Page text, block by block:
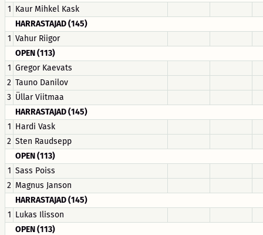
1 Kaur Mihkel Kask
HARRASTAJAD (145)
1 Vahur Riigor
OPEN (113)
1 Gregor Kaevats
2 Tauno Danilov
3 Üllar Viitmaa
HARRASTAJAD (145)
1 Hardi Vask
2 Sten Raudsepp
OPEN (113)
1 Sass Poiss
2 Magnus Janson
HARRASTAJAD (145)
1 Lukas Ilisson
OPEN (113)